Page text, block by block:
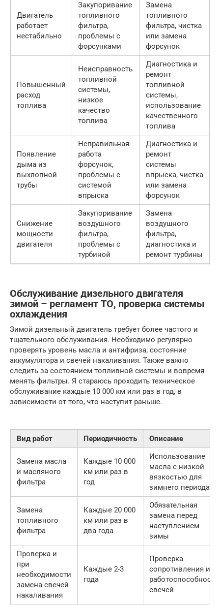
Двигатель
работает
нестабильно
Закупоривание
топливного
фильтра,
проблемы с
форсунками
Замена
топливного
фильтра, чистка
или замена
форсунок
Повышенный
расход
топлива
Неисправность
топливной
системы,
низкое
качество
топлива
Диагностика и
ремонт
топливной
системы,
использование
качественного
топлива
Появление
дыма из
выхлопной
трубы
Неправильная
работа
форсунок,
проблемы с
системой
впрыска
Диагностика и
ремонт
системы
впрыска, чистка
или замена
форсунок
Снижение
мощности
двигателя
Закупоривание
воздушного
фильтра,
проблемы с
турбиной
Замена
воздушного
фильтра,
диагностика и
ремонт турбины
Обслуживание дизельного двигателя
зимой – регламент ТО, проверка системы
охлаждения
Зимой дизельный двигатель требует более частого и
тщательного обслуживания. Необходимо регулярно
проверять уровень масла и антифриза, состояние
аккумулятора и свечей накаливания. Также важно
следить за состоянием топливной системы и вовремя
менять фильтры. Я стараюсь проходить техническое
обслуживание каждые 10 000 км или раз в год, в
зависимости от того, что наступит раньше.
Вид работ Периодичность Описание
Замена масла
и масляного
фильтра
Каждые 10 000
км или раз в
год
Использование
масла с низкой
вязкостью для
зимнего периода
Замена
топливного
фильтра
Каждые 20 000
км или раз в
два года
Обязательная
замена перед
наступлением
зимы
Проверка и
при
необходимости
замена свечей
накаливания
Каждые 2-3
года
Проверка
сопротивления и
работоспособности
свечей